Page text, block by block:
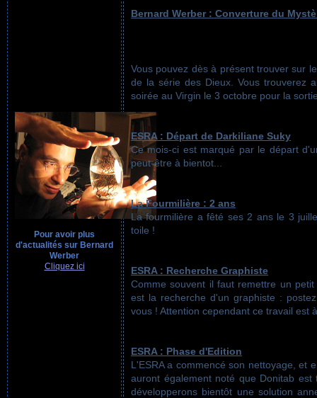
Pour avoir plus
d'actualités sur Bernard
Werber
Cliquez ici
Bernard Werber : Converture du
Vous pouvez dès à présent trouver sur
de la série des Dieux. Vous trouverez
soirée au Virgin le 3 octobre pour la
ESRA : Départ de Darkiliane Suky
Ce mois-ci est marqué par le départ
peut-être à bientot...
La Fourmilière : 2 ans
La fourmilière a fêté ses 2 ans le 3
toile !
ESRA : Recherche Graphiste
Comme souvent il faut remettre un
est la recherche d'un graphiste :
vous ! Attention cependant ce travail est
ESRA : Phase d'Edition
L'ESRA a commencé son nettoyage, et
auront également noté que Donitab
développerons bientôt une solution